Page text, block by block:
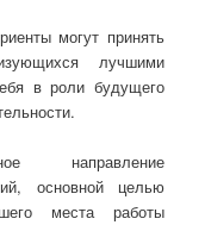
могут принять
лучшими
в роли будущего
направление
основной целью
места работы